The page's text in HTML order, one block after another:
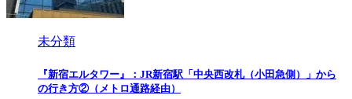
未分類
『新宿エルタワー』：JR新宿駅「中央西改札（小田急側）」から
の行き方②（メトロ通路経由）